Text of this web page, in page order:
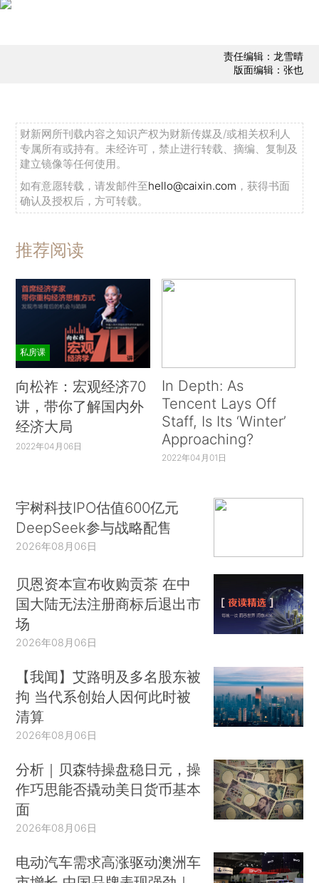
责任编辑：龙雪晴
版面编辑：张也
财新网所刊载内容之知识产权为财新传媒及/或相关权利人
专属所有或持有。未经许可，禁止进行转载、摘编、复制及
建立镜像等任何使用。
如有意愿转载，请发邮件至hello@caixin.com ，获得书面
确认及授权后，方可转载。
推荐阅读
私房课
向松祚：宏观经济70
讲，带你了解国内外
经济大局
2022年04月06日
In Depth: As
Tencent Lays Off
Staff, Is Its ‘Winter’
Approaching?
2022年04月01日
宇树科技IPO估值600亿元
DeepSeek参与战略配售
2026年08月06日
贝恩资本宣布收购贡茶 在中
国大陆无法注册商标后退出市
场
2026年08月06日
【我闻】艾路明及多名股东被
拘 当代系创始人因何此时被
清算
2026年08月06日
分析｜贝森特操盘稳日元，操
作巧思能否撬动美日货币基本
面
2026年08月06日
电动汽车需求高涨驱动澳洲车